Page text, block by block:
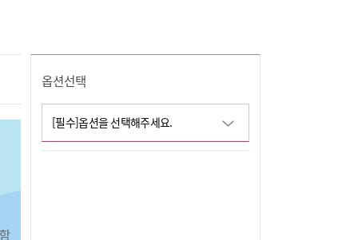
옵션선택
[필수]옵션을 선택해주세요.